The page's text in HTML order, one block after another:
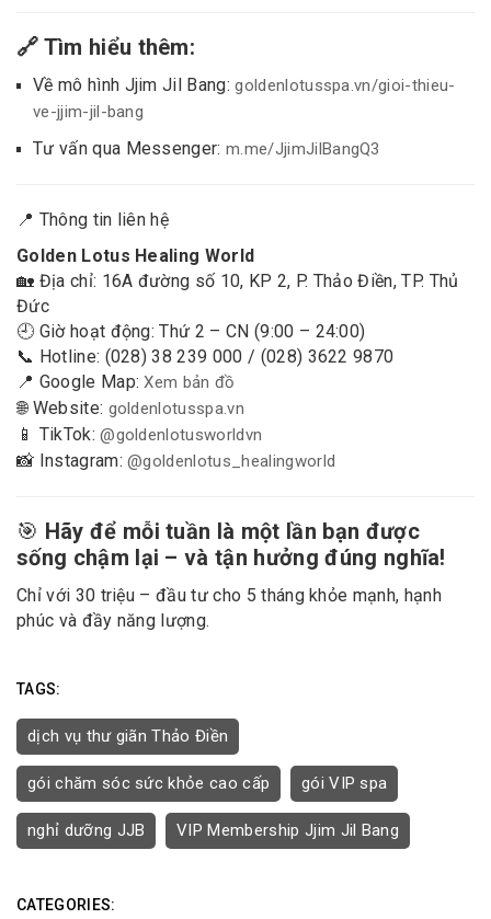
🔗 Tìm hiểu thêm:
Về mô hình Jjim Jil Bang:goldenlotusspa.vn/gioi-thieu-
ve-jjim-jil-bang
Tư vấn qua Messenger:m.me/JjimJilBangQ3
📍 Thông tin liên hệ
Golden Lotus Healing World
🏡 Địa chỉ: 16A đường số 10, KP 2, P. Thảo Điền, TP. Thủ
Đức
🕘 Giờ hoạt động: Thứ 2 – CN (9:00 – 24:00)
📞 Hotline: (028) 38 239 000 / (028) 3622 9870
📍 Google Map:Xem bản đồ
🌐 Website: goldenlotusspa.vn
📱 TikTok:@goldenlotusworldvn
📸 Instagram:@goldenlotus_healingworld
🎯 Hãy để mỗi tuần là một lần bạn được
sống chậm lại – và tận hưởng đúng nghĩa!
Chỉ với 30 triệu – đầu tư cho 5 tháng khỏe mạnh, hạnh
phúc và đầy năng lượng.
TAGS:
dịch vụ thư giãn Thảo Điền
gói chăm sóc sức khỏe cao cấp gói VIP spa
nghỉ dưỡng JJB VIP Membership Jjim Jil Bang
CATEGORIES: